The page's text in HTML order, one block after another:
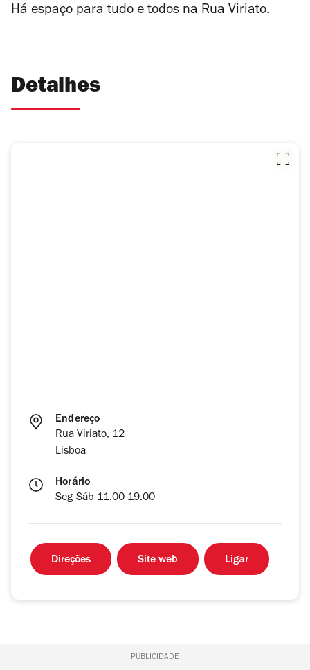
Há espaço para tudo e todos na Rua Viriato.
Detalhes
Endereço
Rua Viriato, 12
Lisboa
Horário
Seg-Sáb 11.00-19.00
Direções Site web Ligar
PUBLICIDADE